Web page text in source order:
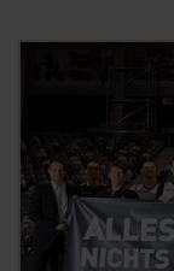
UNSERE